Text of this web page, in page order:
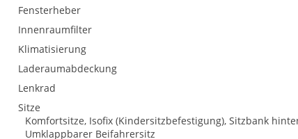
Fensterheber
Innenraumfilter
Klimatisierung
Laderaumabdeckung
Lenkrad
Sitze
Komfortsitze, Isofix (Kindersitzbefestigung), Sitzbank
Umklappbarer Beifahrersitz